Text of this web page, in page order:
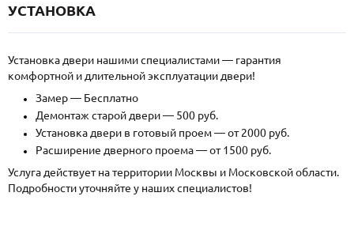
УСТАНОВКА
Установка двери нашими специалистами — гарантия
комфортной и длительной эксплуатации двери!
Замер — Бесплатно
Демонтаж старой двери — 500 руб.
Установка двери в готовый проем — от 2000 руб.
Расширение дверного проема — от 1500 руб.
Услуга действует на территории Москвы и Московской области.
Подробности уточняйте у наших специалистов!